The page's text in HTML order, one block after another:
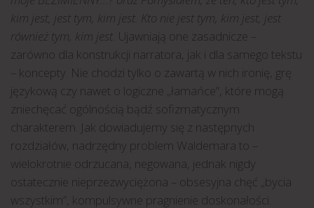
kim jest, jest tym, kim jest. Kto nie jest tym, kim jest, jest
również tym, kim jest. Ujawniają one zasadnicze –
zarówno dla konstrukcji narratora, jak i dla samego tekstu
– koncepty. Nie chodzi tylko o zawartą w nich ironię, grę
językową czy nawet o logiczne „łamańce”, które mogą
zniechęcać ogólnością bądź sofizmatycznym
charakterem. Jak dowiadujemy się z następnych
rozdziałów, nadrzędny problem Waldemara to –
wielokrotnie odrzucana, negowana, jednak nigdy
ostatecznie nieprzezwyciężona – obsesyjna chęć „bycia
wszystkim”, kompulsywne pragnienie doskonałości.